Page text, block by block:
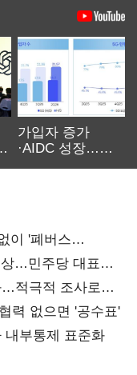
가입자 증가
·AIDC 성장…
이 '폐버스
…민주당 대표로
…적극적 조사로
력 없으면 '공수표'
내부통제 표준화